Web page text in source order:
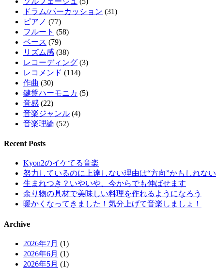
ドラム/パーカッション (31)
ピアノ (77)
フルート (58)
ベース (79)
リズム感 (38)
レコーディング (3)
レコメンド (114)
作曲 (30)
鍵盤ハーモニカ (5)
音感 (22)
音楽ジャンル (4)
音楽理論 (52)
Recent Posts
Kyon2のイケてる音楽
努力しているのに上達しない理由は“方向”かもしれない
生まれつき？いやいや、今からでも伸ばせます
余り物の具材で美味しい料理を作れるようになろう
暖かくなってきました！気分上げて音楽しましょ！
Archive
2026年7月 (1)
2026年6月 (1)
2026年5月 (1)